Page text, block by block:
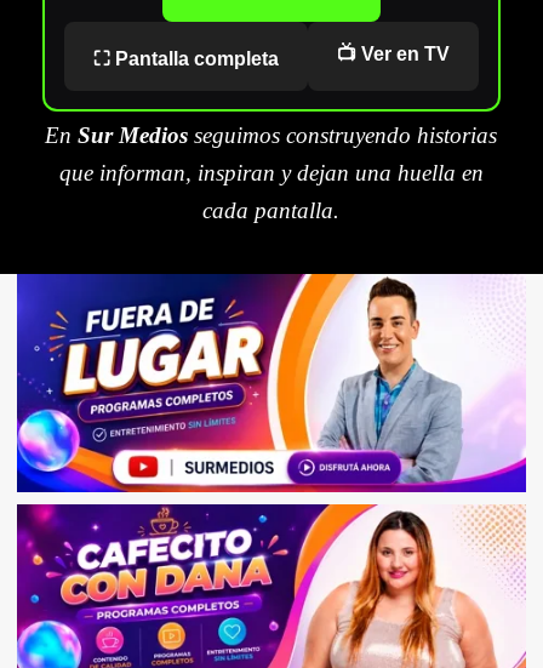
⛶ Pantalla completa 📺 Ver en TV
EnSur Medios seguimos construyendo historias
que informan, inspiran y dejan una huella en
cada pantalla.